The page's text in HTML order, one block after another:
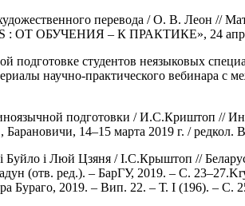
перевода / О. В. Леон //
: ОТ ОБУЧЕНИЯ – К ПРАКТИКЕ», 24
студентов неязыковых
научно-практического вебинара
подготовки / И.С.Криштоп //
14–15 марта 2019 г. /
і Люй Цзяня / І.С.Крыштоп //
(отв. ред.). – БарГУ, 2019. – С.
Бураго, 2019. – Вип. 22. – Т. I (196). – C.